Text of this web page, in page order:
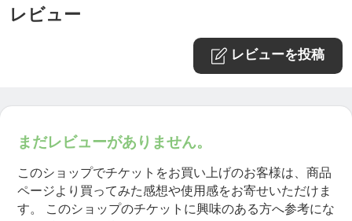
レビュー
レビューを投稿
まだレビューがありません。
このショップでチケットをお買い上げのお客様は、商品
ページより買ってみた感想や使用感をお寄せいただけま
す。
このショップのチケットに興味のある方へ参考にな